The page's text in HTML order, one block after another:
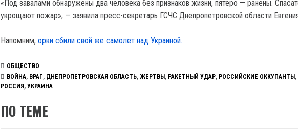
«Под завалами обнаружены два человека без признаков жизни, пятеро — ранены.
укрощают пожар», — заявила пресс-секретарь ГСЧС Днепропетровской области
Напомним, орки сбили свой же самолет над Украиной.
ОБЩЕСТВО
ВОЙНА, ВРАГ, ДНЕПРОПЕТРОВСКАЯ ОБЛАСТЬ, ЖЕРТВЫ , РАКЕТНЫЙ УДАР, РОССИЙСКИЕ ОККУПАНТЫ ,
РОССИЯ , УКРАИНА
ПО ТЕМЕ